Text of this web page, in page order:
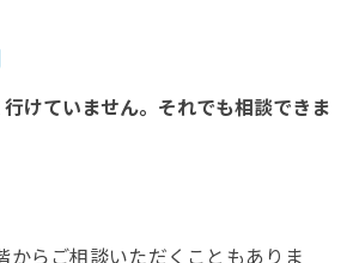
けていません。それでも相談できま
からご相談いただくこともありま